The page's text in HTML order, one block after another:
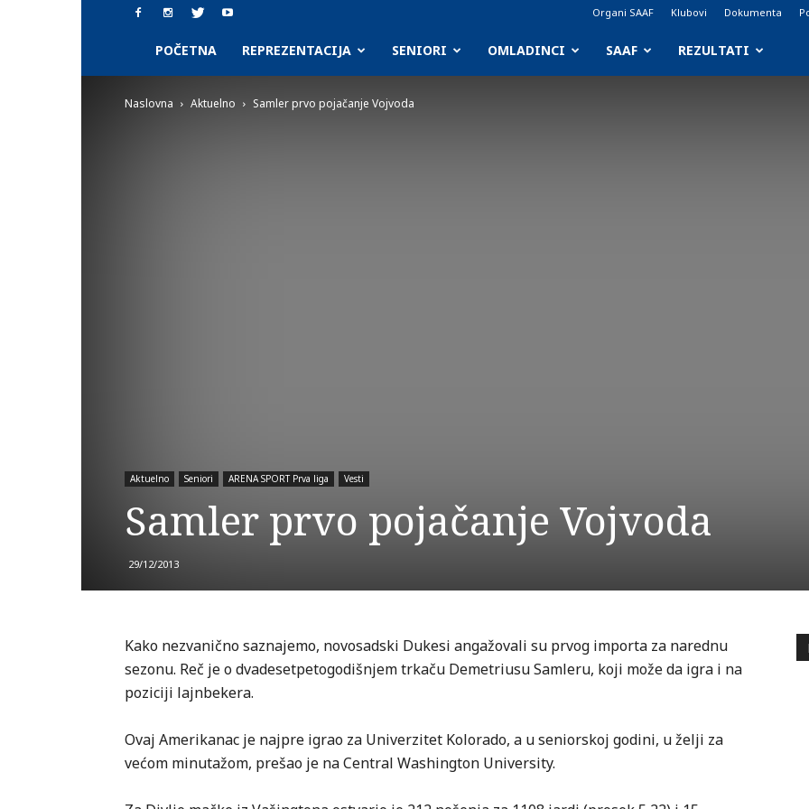
Organi SAAF Klubovi Dokumenta
SAAF.rs
POČETNA REPREZENTACIJA SENIORI OMLADINCI SAAF REZULTATI
Naslovna Aktuelno Samler prvo pojačanje Vojvoda
Aktuelno Seniori ARENA SPORT Prva liga Vesti
Samler prvo pojačanje Vojvoda
29/12/2013
Kako nezvanično saznajemo, novosadski Dukesi angažovali su prvog importa za narednu
sezonu. Reč je o dvadesetpetogodišnjem trkaču Demetriusu Samleru, koji može da igra i na
poziciji lajnbekera.
Ovaj Amerikanac je najpre igrao za Univerzitet Kolorado, a u seniorskoj godini, u želji za
većom minutažom, prešao je na Central Washington University.